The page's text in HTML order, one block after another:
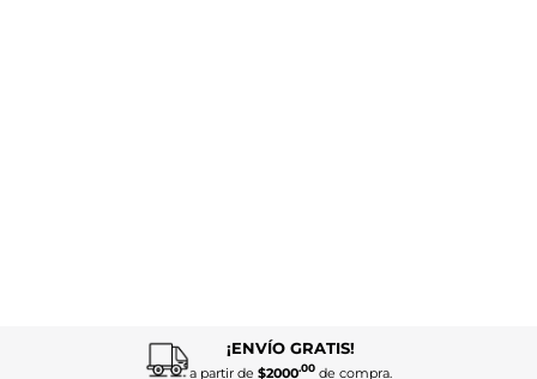
¡ENVÍO GRATIS!
a partir de $2000.00de compra.